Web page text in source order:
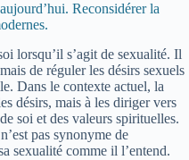
Reconsidérer la
lorsqu’il s’agit de sexualité. Il
de réguler les désirs sexuels
Dans le contexte actuel, la
désirs, mais à les diriger vers
soi et des valeurs spirituelles.
pas synonyme de
sexualité comme il l’entend.